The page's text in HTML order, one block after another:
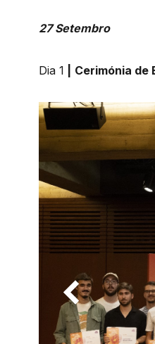
27 Setembro
Dia 1 Cerimónia de